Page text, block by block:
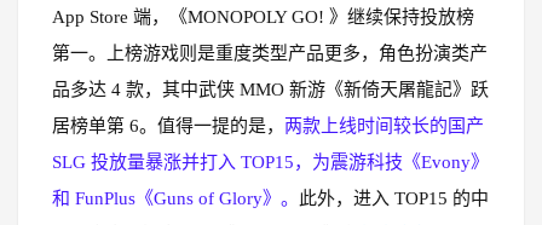
App Store 端，《MONOPOLY GO! 》继续保持投放榜
第一。上榜游戏则是重度类型产品更多，角色扮演类产
品多达 4 款，其中武侠 MMO 新游《新倚天屠龍記》跃
居榜单第 6。值得一提的是， 两款上线时间较长的国产
SLG 投放量暴涨并打入 TOP15，为震游科技《Evony》
和 FunPlus《Guns of Glory》。 此外，进入 TOP15 的中